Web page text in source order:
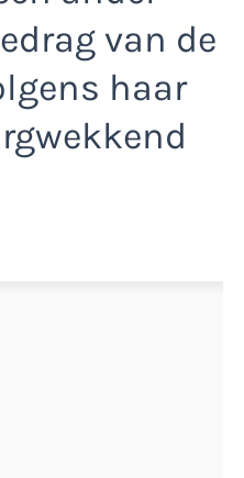
van de
haar